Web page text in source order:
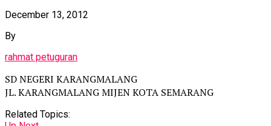
December 13, 2012
By
rahmat petuguran
SD NEGERI KARANGMALANG
JL. KARANGMALANG MIJEN KOTA SEMARANG
Related Topics: